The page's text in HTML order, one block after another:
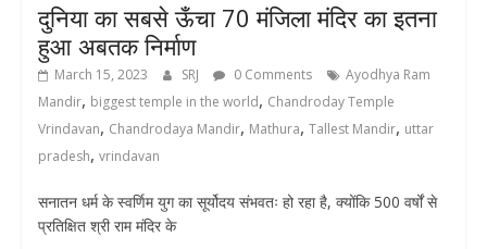
दुनिया का सबसे ऊँचा 70 मंजिला मंदिर का इतना
हुआ अबतक निर्माण
March 15, 2023 SRJ 0 Comments
Ayodhya Ram
Mandir, biggest temple in the world, Chandroday Temple
Vrindavan, Chandrodaya Mandir, Mathura, Tallest Mandir, uttar
pradesh, vrindavan
सनातन धर्म के स्वर्णिम युग का सूर्योदय संभवतः हो रहा है, क्योंकि 500 वर्षों से
प्रतिक्षित श्री राम मंदिर के